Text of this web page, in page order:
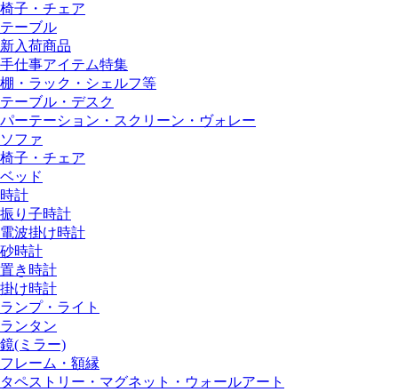
椅子・チェア
テーブル
新入荷商品
手仕事アイテム特集
棚・ラック・シェルフ等
テーブル・デスク
パーテーション・スクリーン・ヴォレー
ソファ
椅子・チェア
ベッド
時計
振り子時計
電波掛け時計
砂時計
置き時計
掛け時計
ランプ・ライト
ランタン
鏡(ミラー)
フレーム・額縁
タペストリー・マグネット・ウォールアート